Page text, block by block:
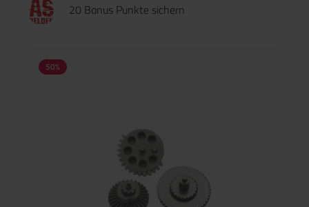
20 Bonus Punkte sichern
50%